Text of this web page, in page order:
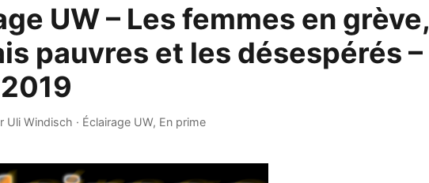
UW – Les femmes en grève,
pauvres et les désespérés –
Uli Windisch · Éclairage UW, En prime